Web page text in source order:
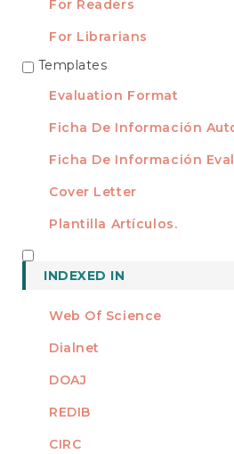
For Readers
For Librarians
TEMPLATES
Templates
Evaluation Format
Ficha De Información
Ficha De Información
Cover Letter
Plantilla Artículos.
INDEXED IN
Web Of Science
Dialnet
DOAJ
REDIB
CIRC